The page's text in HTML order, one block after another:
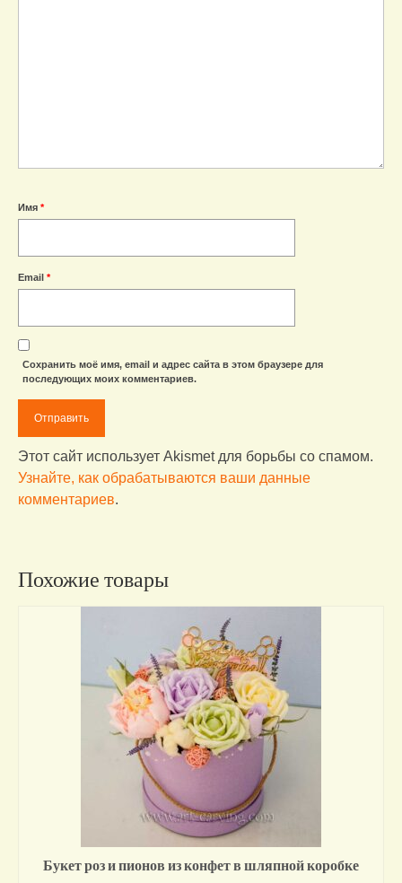
Имя *
Email *
Сохранить моё имя, email и адрес сайта в этом браузере для
последующих моих комментариев.
Этот сайт использует Akismet для борьбы со спамом.
Узнайте, как обрабатываются ваши данные
комментариев.
Похожие товары
Букет роз и пионов из конфет в шляпной коробке